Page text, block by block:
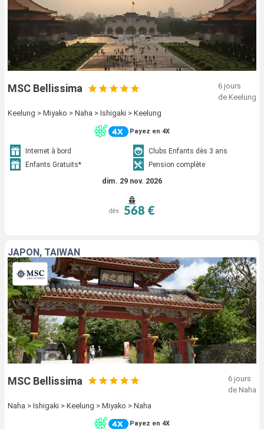
MSC Bellissima
6 jours
de Keelung
Keelung > Miyako > Naha > Ishigaki > Keelung
Payez en 4X
Internet à bord
Clubs Enfants dès 3 ans
Enfants Gratuits*
Pension complète
dim. 29 nov. 2026
dès 568 €
JAPON, TAÏWAN
MSC Bellissima
6 jours
de Naha
Naha > Ishigaki > Keelung > Miyako > Naha
Payez en 4X